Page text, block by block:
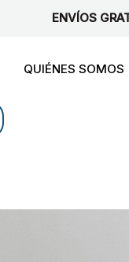
ENVÍOS
QUIÉNES SOMOS